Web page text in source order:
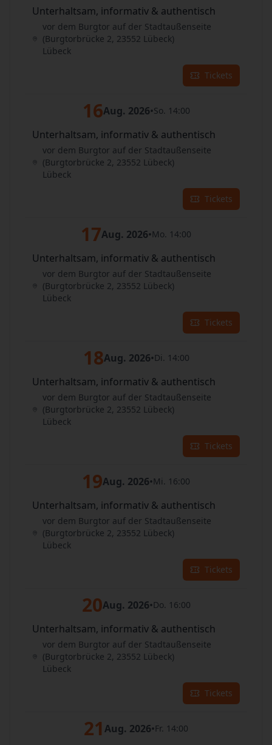
Unterhaltsam, informativ & authentisch
vor dem Burgtor auf der Stadtaußenseite
(Burgtorbrücke 2, 23552 Lübeck)
Lübeck
Tickets
16Aug. 2026•So. 14:00
Unterhaltsam, informativ & authentisch
vor dem Burgtor auf der Stadtaußenseite
(Burgtorbrücke 2, 23552 Lübeck)
Lübeck
Tickets
17Aug. 2026•Mo. 14:00
Unterhaltsam, informativ & authentisch
vor dem Burgtor auf der Stadtaußenseite
(Burgtorbrücke 2, 23552 Lübeck)
Lübeck
Tickets
18Aug. 2026•Di. 14:00
Unterhaltsam, informativ & authentisch
vor dem Burgtor auf der Stadtaußenseite
(Burgtorbrücke 2, 23552 Lübeck)
Lübeck
Tickets
19Aug. 2026•Mi. 16:00
Unterhaltsam, informativ & authentisch
vor dem Burgtor auf der Stadtaußenseite
(Burgtorbrücke 2, 23552 Lübeck)
Lübeck
Tickets
20Aug. 2026•Do. 16:00
Unterhaltsam, informativ & authentisch
vor dem Burgtor auf der Stadtaußenseite
(Burgtorbrücke 2, 23552 Lübeck)
Lübeck
Tickets
21 Aug. 2026•Fr. 14:00